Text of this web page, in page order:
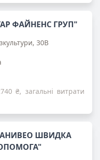
ФАЙНЕНС ГРУП"
30В
₴, загальні витрати
ШВИДКА